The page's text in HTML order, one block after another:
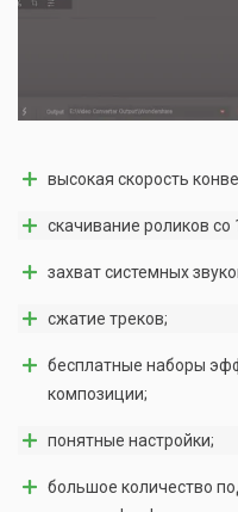
высокая скорость
скачивание роликов
захват системных
сжатие треков;
бесплатные наборы
композиции;
понятные настройки;
большое количество